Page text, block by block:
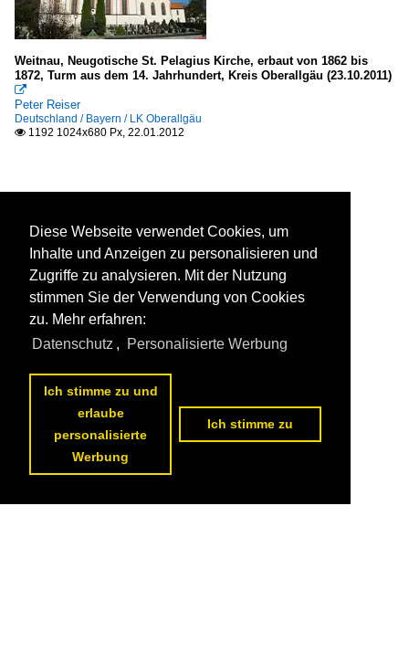
Weitnau, Neugotische St. Pelagius Kirche, erbaut von 1862 bis
1872, Turm aus dem 14. Jahrhundert, Kreis Oberallgäu (23.10.2011)

Peter Reiser
Deutschland / Bayern / LK Oberallgäu
 1192 1024x680 Px, 22.01.2012
Diese Webseite verwendet Cookies, um
Inhalte und Anzeigen zu personalisieren und
Zugriffe zu analysieren. Mit der Nutzung
stimmen Sie der Verwendung von Cookies
zu. Mehr erfahren:
Datenschutz , Personalisierte Werbung
Ich stimme zu und
erlaube
personalisierte
Werbung
Ich stimme zu